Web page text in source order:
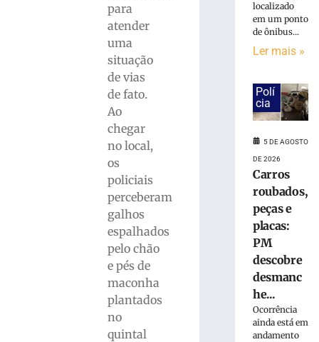
para
atender
uma
situação
de vias
de fato.
Ao
chegar
no local,
os
policiais
perceberam
galhos
espalhados
pelo chão
e pés de
maconha
plantados
no
quintal
Carros
roubados,
peças
placas:
descobre
desmanche
clandestino
margens
VÍDEO
localizado
em um ponto
de ônibus...
Ler mais »
Polí
cia
5 DE AGOSTO
DE 2026
Carros
roubados,
peças e
placas:
PM
descobre
desmanc
he...
Ocorrência
ainda está em
andamento